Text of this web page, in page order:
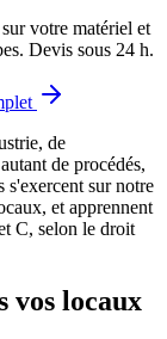
votre matériel et
Devis sous 24 h.
de
de procédés,
s'exercent sur notre
et apprennent
C, selon le droit
vos locaux